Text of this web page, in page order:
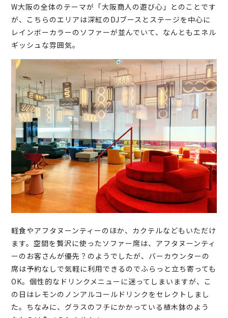
W大阪の全体のテーマが「大阪商人の遊び心」とのことです
が、こちらのエリアは深紅のDJブースとステージを中心に
レインボーカラーのソファーが並んでいて、なんともエネル
ギッシュな雰囲気。
軽食やアフタヌーンティーのほか、カクテルなどもいただけ
ます。空間を贅沢に使ったソファー席は、アフタヌーンティ
ーのお客さんが優先？のようでしたが、バーカウンターの
席は予約なしで気軽に利用できるのでふらっと立ち寄っても
OK。個性的なドリンクメニューに迷ってしまいますが、こ
の日はレモンのノンアルコールドリンクをセレクトしまし
た。ちなみに、グラスのフチにかかっている植木鉢のよう